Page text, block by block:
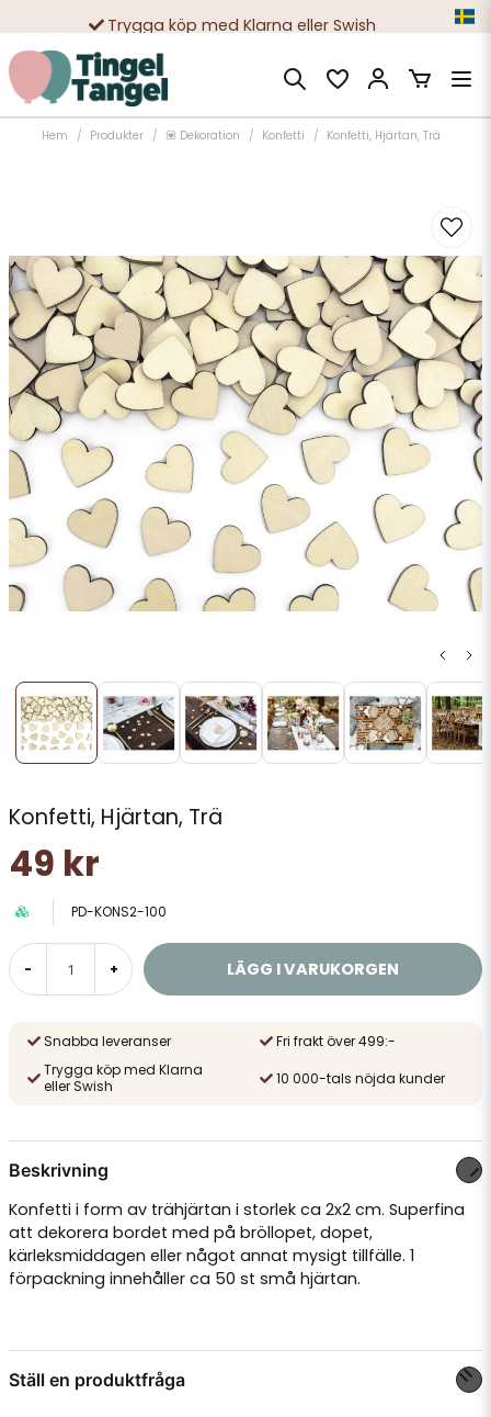
Trygga köp med Klarna eller Swish
10 000-tals nöjda kunder
Hem Produkter 💟 Dekoration Konfetti Konfetti, Hjärtan, Trä
Konfetti, Hjärtan, Trä
49 kr
PD-KONS2-100
- + LÄGG I VARUKORGEN
Snabba leveranser
Fri frakt över 499:-
Trygga köp med Klarna
eller Swish
10 000-tals nöjda kunder
Beskrivning
Konfetti i form av trähjärtan i storlek ca 2x2 cm. Superfina
att dekorera bordet med på bröllopet, dopet,
kärleksmiddagen eller något annat mysigt tillfälle. 1
förpackning innehåller ca 50 st små hjärtan.
Ställ en produktfråga